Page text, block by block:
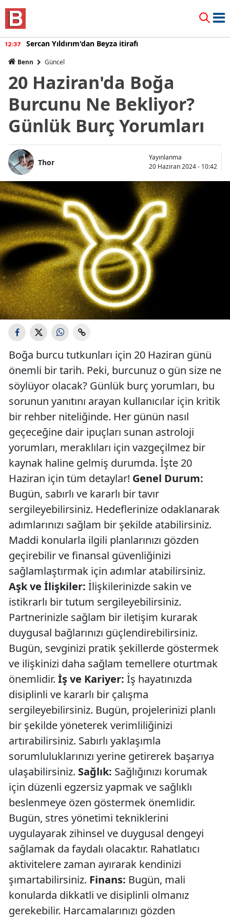
12:37 Sercan Yıldırım'dan Beyza itirafı
Benn Güncel
20 Haziran'da Boğa
Burcunu Ne Bekliyor?
Günlük Burç Yorumları
Thor
Yayınlanma
20 Haziran 2024 - 10:42
Boğa burcu tutkunları için 20 Haziran günü
önemli bir tarih. Peki, burcunuz o gün size ne
söylüyor olacak? Günlük burç yorumları, bu
sorunun yanıtını arayan kullanıcılar için kritik
bir rehber niteliğinde. Her günün nasıl
geçeceğine dair ipuçları sunan astroloji
yorumları, meraklıları için vazgeçilmez bir
kaynak haline gelmiş durumda. İşte 20
Haziran için tüm detaylar! Genel Durum:
Bugün, sabırlı ve kararlı bir tavır
sergileyebilirsiniz. Hedeflerinize odaklanarak
adımlarınızı sağlam bir şekilde atabilirsiniz.
Maddi konularla ilgili planlarınızı gözden
geçirebilir ve finansal güvenliğinizi
sağlamlaştırmak için adımlar atabilirsiniz.
Aşk ve İlişkiler: İlişkilerinizde sakin ve
istikrarlı bir tutum sergileyebilirsiniz.
Partnerinizle sağlam bir iletişim kurarak
duygusal bağlarınızı güçlendirebilirsiniz.
Bugün, sevginizi pratik şekillerde göstermek
ve ilişkinizi daha sağlam temellere oturtmak
önemlidir. İş ve Kariyer: İş hayatınızda
disiplinli ve kararlı bir çalışma
sergileyebilirsiniz. Bugün, projelerinizi planlı
bir şekilde yöneterek verimliliğinizi
artırabilirsiniz. Sabırlı yaklaşımla
sorumluluklarınızı yerine getirerek başarıya
ulaşabilirsiniz. Sağlık: Sağlığınızı korumak
için düzenli egzersiz yapmak ve sağlıklı
beslenmeye özen göstermek önemlidir.
Bugün, stres yönetimi tekniklerini
uygulayarak zihinsel ve duygusal dengeyi
sağlamak da faydalı olacaktır. Rahatlatıcı
aktivitelere zaman ayırarak kendinizi
şımartabilirsiniz. Finans: Bugün, mali
konularda dikkatli ve disiplinli olmanız
gerekebilir. Harcamalarınızı gözden